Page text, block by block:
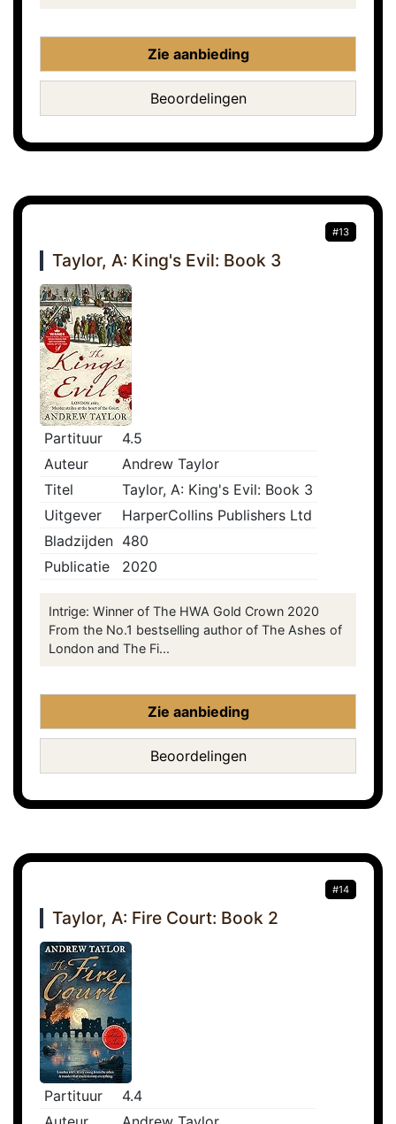
Zie aanbieding
Beoordelingen
#13
Taylor, A: King's Evil: Book 3
Partituur
4.5
Auteur
Andrew Taylor
Titel
Taylor, A: King's Evil: Book 3
Uitgever
HarperCollins Publishers Ltd
Bladzijden 480
Publicatie
2020
Intrige: Winner of The HWA Gold Crown 2020
From the No.1 bestselling author of The Ashes of
London and The Fi...
Zie aanbieding
Beoordelingen
#14
Taylor, A: Fire Court: Book 2
Partituur
4.4